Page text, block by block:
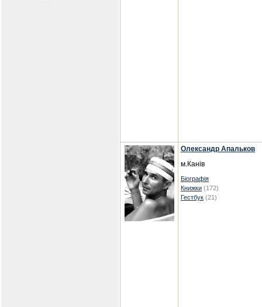
Олександр Апальков
м.Канів
Біографія
Книжки (172)
Гестбук (21)